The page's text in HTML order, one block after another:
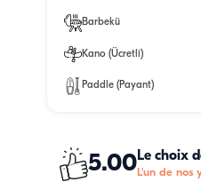
Barbekü
Kano (Ücretli)
Paddle (Payant)
5.00Le choix
L'un de nos